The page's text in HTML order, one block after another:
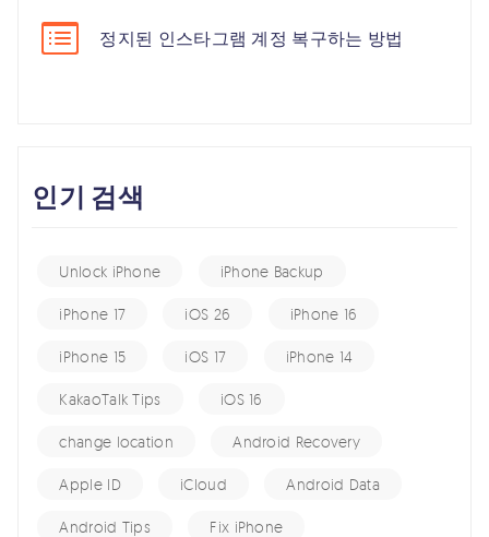
정지된 인스타그램 계정 복구하는 방법
인기 검색
Unlock iPhone iPhone Backup
iPhone 17 iOS 26 iPhone 16
iPhone 15 iOS 17 iPhone 14
KakaoTalk Tips iOS 16
change location Android Recovery
Apple ID iCloud Android Data
Android Tips Fix iPhone